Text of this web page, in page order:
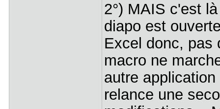
2°) MAIS c'est
diapo est
Excel donc, pas
macro ne
autre
relance une